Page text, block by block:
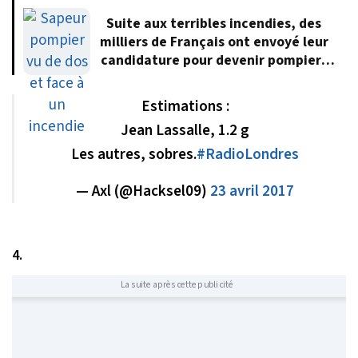
Suite aux terribles incendies, des
milliers de Français ont envoyé leur
candidature pour devenir pompiers
Estimations :
Jean Lassalle, 1.2 g
Les autres, sobres.#RadioLondres
— Axl (@Hacksel09) 23 avril 2017
4.
La suite après cette publicité